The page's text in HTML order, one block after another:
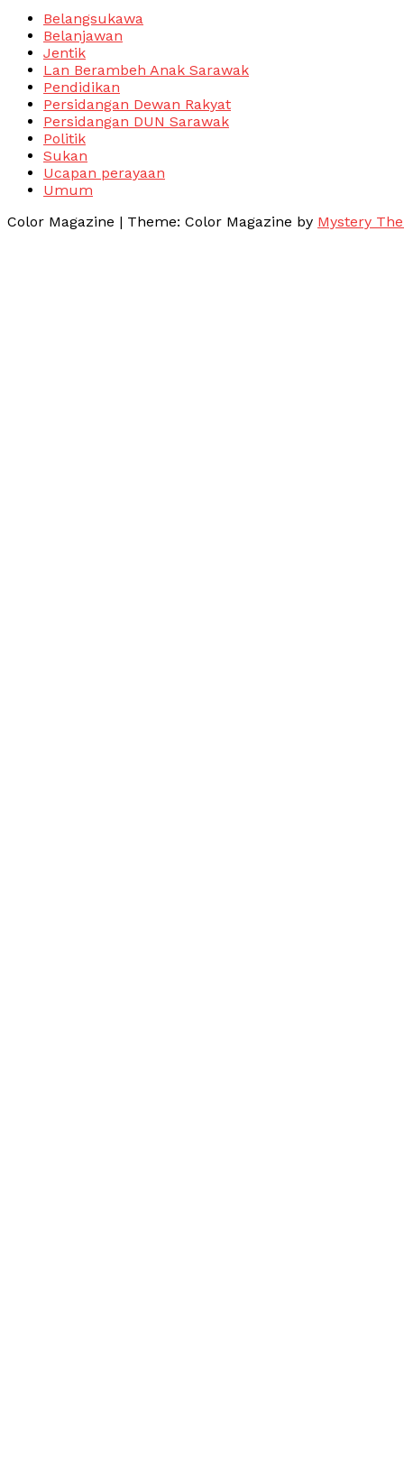
Belangsukawa
Belanjawan
Jentik
Lan Berambeh Anak Sarawak
Pendidikan
Persidangan Dewan Rakyat
Persidangan DUN Sarawak
Politik
Sukan
Ucapan perayaan
Umum
Color Magazine | Theme: Color Magazine by Mystery